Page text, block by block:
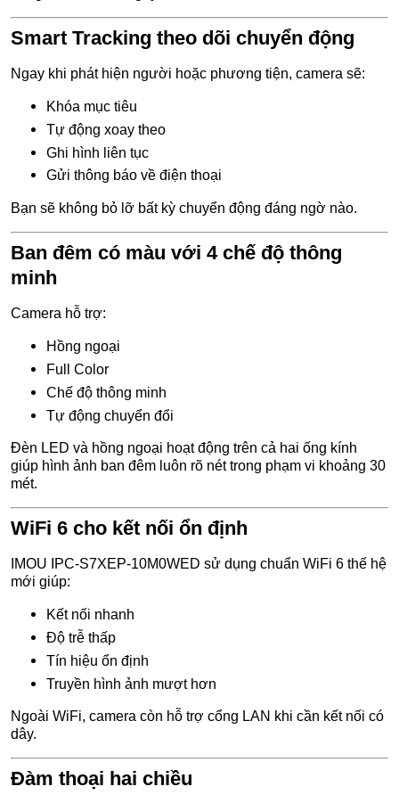
Smart Tracking theo dõi chuyển động
Ngay khi phát hiện người hoặc phương tiện, camera sẽ:
Khóa mục tiêu
Tự động xoay theo
Ghi hình liên tục
Gửi thông báo về điện thoại
Bạn sẽ không bỏ lỡ bất kỳ chuyển động đáng ngờ nào.
Ban đêm có màu với 4 chế độ thông
minh
Camera hỗ trợ:
Hồng ngoại
Full Color
Chế độ thông minh
Tự động chuyển đổi
Đèn LED và hồng ngoại hoạt động trên cả hai ống kính
giúp hình ảnh ban đêm luôn rõ nét trong phạm vi khoảng 30
mét.
WiFi 6 cho kết nối ổn định
IMOU IPC-S7XEP-10M0WED sử dụng chuẩn WiFi 6 thế hệ
mới giúp:
Kết nối nhanh
Độ trễ thấp
Tín hiệu ổn định
Truyền hình ảnh mượt hơn
Ngoài WiFi, camera còn hỗ trợ cổng LAN khi cần kết nối có
dây.
Đàm thoại hai chiều